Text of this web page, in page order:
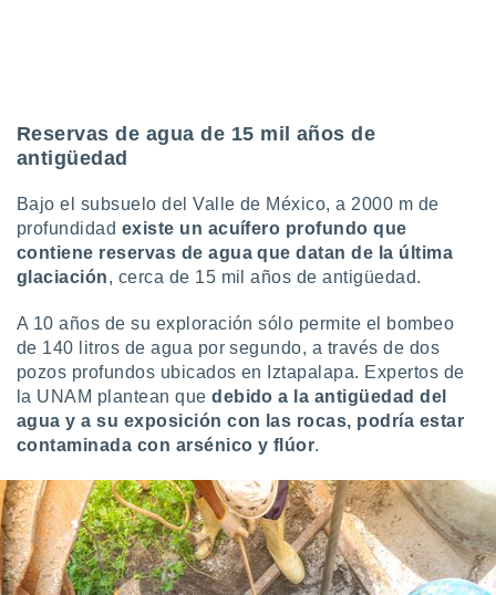
Reservas de agua de 15 mil años de
antigüedad
Bajo el subsuelo del Valle de México, a 2000 m de
profundidad existe un acuífero profundo que
contiene reservas de agua que datan de la última
glaciación, cerca de 15 mil años de antigüedad.
A 10 años de su exploración sólo permite el bombeo
de 140 litros de agua por segundo, a través de dos
pozos profundos ubicados en Iztapalapa. Expertos de
la UNAM plantean que debido a la antigüedad del
agua y a su exposición con las rocas, podría estar
contaminada con arsénico y flúor.